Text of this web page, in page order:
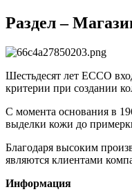
Раздел –
Шестьдесят лет ECCO
критерии при создании
С момента основания в
выделки кожи до
Благодаря высоким
являются клиентами
Информация